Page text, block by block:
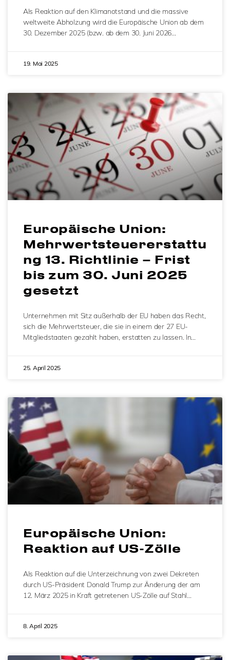
Als Reaktion auf den Klimanotstand und die massive
weltweite Abholzung wird die Europäische Union ab dem
30. Dezember 2025 (bzw. ab dem 30. Juni 2026…
19. Mai 2025
Europäische Union:
Mehrwertsteuererstattu
ng 13. Richtlinie – Frist
bis zum 30. Juni 2025
gesetzt
Unternehmen mit Sitz außerhalb der EU haben das Recht,
sich die Mehrwertsteuer, die sie in einem der 27 EU-
Mitgliedstaaten gezahlt haben, erstatten zu lassen. In…
25. April 2025
Europäische Union:
Reaktion auf US-Zölle
Als Reaktion auf die Unterzeichnung von zwei Dekreten
durch US-Präsident Donald Trump zur Änderung der am
12. März 2025 in Kraft getretenen US-Zölle auf Stahl…
8. April 2025